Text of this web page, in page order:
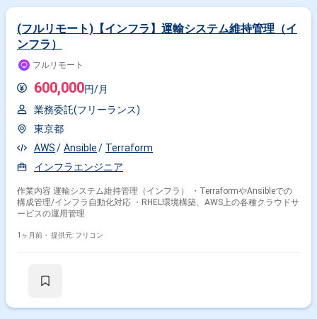
(フルリモート)【インフラ】運輸システム維持管理（イ
ンフラ）
フルリモート
600,000円/月
業務委託(フリーランス)
東京都
AWS
Ansible
Terraform
インフラエンジニア
作業内容 運輸システム維持管理（インフラ） ・TerraformやAnsibleでの
構成管理/インフラ自動化対応 ・RHEL環境構築、AWS上の各種クラウドサ
ービスの運用管理
1ヶ月前・ 提供元: フリコン